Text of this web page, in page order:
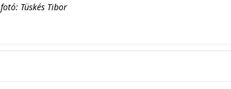
fotó: Tüskés Tibor